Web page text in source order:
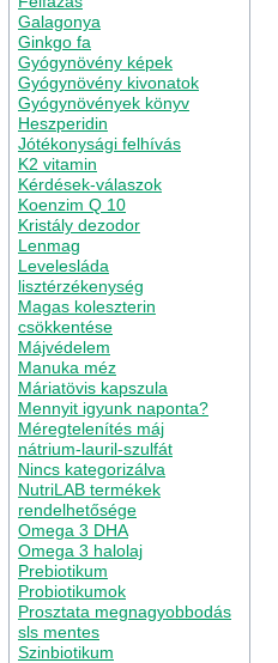
Galagonya
Ginkgo fa
Gyógynövény képek
Gyógynövény kivonatok
Gyógynövények könyv
Heszperidin
Jótékonysági felhívás
K2 vitamin
Kérdések-válaszok
Koenzim Q 10
Kristály dezodor
Lenmag
Levelesláda
lisztérzékenység
Magas koleszterin
csökkentése
Májvédelem
Manuka méz
Máriatövis kapszula
Mennyit igyunk naponta?
Méregtelenítés máj
nátrium-lauril-szulfát
Nincs kategorizálva
NutriLAB termékek
rendelhetősége
Omega 3 DHA
Omega 3 halolaj
Prebiotikum
Probiotikumok
Prosztata megnagyobbodás
sls mentes
Szinbiotikum